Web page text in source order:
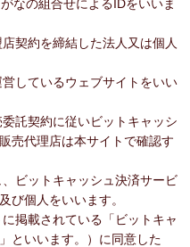
なの組合せによるIDをいいま
契約を締結した法人又は個人
しているウェブサイトをいい
託契約に従いビットキャッシ
売代理店は本サイトで確認す
ビットキャッシュ決済サービ
び個人をいいます。
掲載されている「ビットキャ
といいます。）に同意した